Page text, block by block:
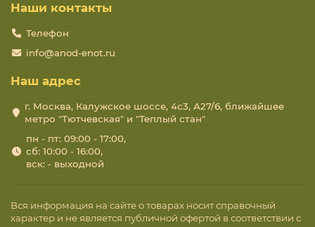
Наши контакты
Телефон
info@anod-enot.ru
Наш адрес
г. Москва, Калужское шоссе, 4с3, А27/6, ближайшее
метро "Тютчевская" и "Теплый стан"
пн - пт: 09:00 - 17:00,
сб: 10:00 - 16:00,
вск: - выходной
Вся информация на сайте о товарах носит справочный
характер и не является публичной офертой в соответствии с